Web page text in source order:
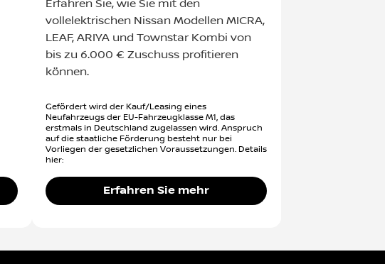
Erfahren Sie, wie Sie mit den
vollelektrischen Nissan Modellen MICRA,
LEAF, ARIYA und Townstar Kombi von
bis zu 6.000 € Zuschuss profitieren
können.
Gefördert wird der Kauf/Leasing eines
Neufahrzeugs der EU-Fahrzeugklasse M1, das
erstmals in Deutschland zugelassen wird. Anspruch
auf die staatliche Förderung besteht nur bei
Vorliegen der gesetzlichen Voraussetzungen. Details
hier:
Erfahren Sie mehr